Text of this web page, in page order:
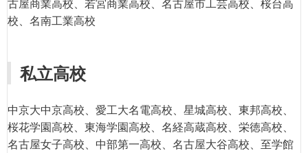
古屋商業高校、若宮商業高校、名古屋市工芸高校、桜台高
校、名南工業高校
私立高校
中京大中京高校、愛工大名電高校、星城高校、東邦高校、
桜花学園高校、東海学園高校、名経高蔵高校、栄徳高校、
名古屋女子高校、中部第一高校、名古屋大谷高校、至学館